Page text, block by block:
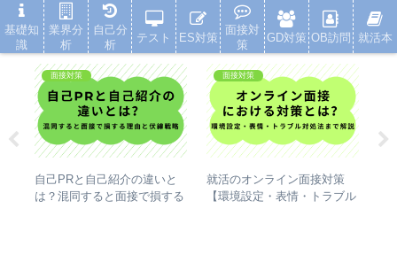
就活浪人した経験が、キャリアを変えた
面接対策
自己PRと自己紹介の違いと
は？混同すると面接で損する
面接対策
就活のオンライン面接対策
【環境設定・表情・トラブル
基礎知
識
業界分
析
自己分
析
テスト ES対策
面接対
策
GD対策 OB訪問 就活本